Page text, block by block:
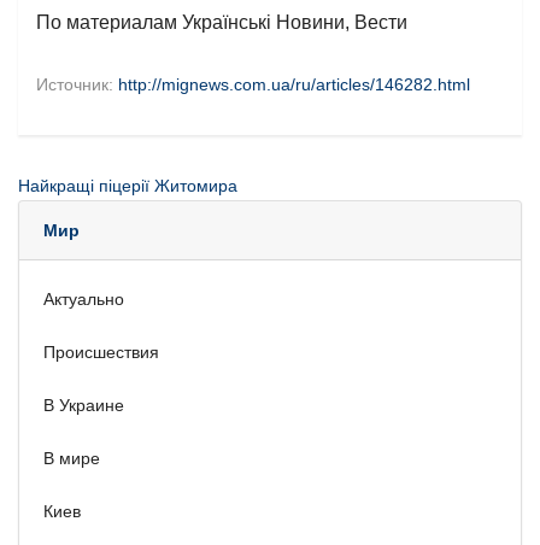
По материалам Українські Новини, Вести
Источник: http://mignews.com.ua/ru/articles/146282.html
Найкращі піцерії Житомира
Мир
Актуально
Происшествия
В Украине
В мире
Киев